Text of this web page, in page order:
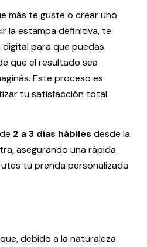
más te guste o crear uno
la estampa definitiva, te
para que puedas
que el resultado sea
Este proceso es
tu satisfacción total.
2 a 3 días hábiles desde la
asegurando una rápida
tu prenda personalizada
debido a la naturaleza